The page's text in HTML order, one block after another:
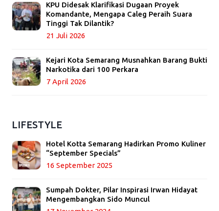
KPU Didesak Klarifikasi Dugaan Proyek
Komandante, Mengapa Caleg Peraih Suara
Tinggi Tak Dilantik?
21 Juli 2026
Kejari Kota Semarang Musnahkan Barang Bukti
Narkotika dari 100 Perkara
7 April 2026
LIFESTYLE
Hotel Kotta Semarang Hadirkan Promo Kuliner
“September Specials”
16 September 2025
Sumpah Dokter, Pilar Inspirasi Irwan Hidayat
Mengembangkan Sido Muncul